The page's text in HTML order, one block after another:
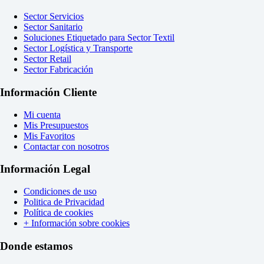
Sector Servicios
Sector Sanitario
Soluciones Etiquetado para Sector Textil
Sector Logística y Transporte
Sector Retail
Sector Fabricación
Información Cliente
Mi cuenta
Mis Presupuestos
Mis Favoritos
Contactar con nosotros
Información Legal
Condiciones de uso
Politica de Privacidad
Política de cookies
+ Información sobre cookies
Donde estamos